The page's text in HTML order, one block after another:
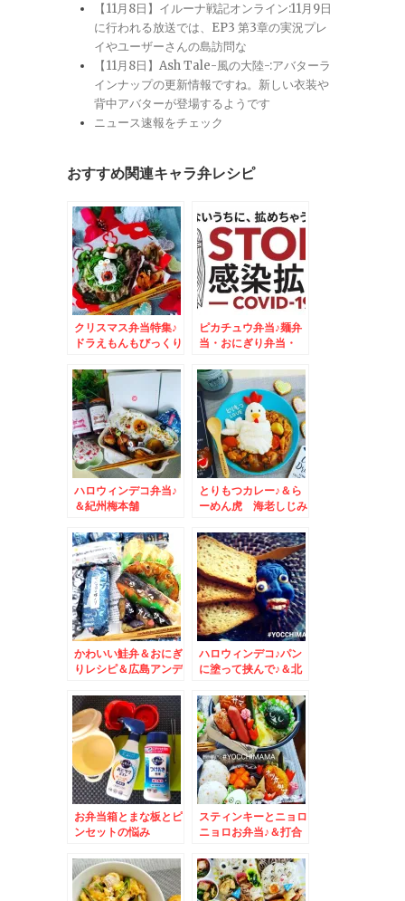
【11月8日】イルーナ戦記オンライン:11月9日
に行われる放送では、EP3 第3章の実況プレ
イやユーザーさんの島訪問な
【11月8日】Ash Tale-風の大陸-:アバターラ
インナップの更新情報ですね。新しい衣装や
背中アバターが登場するようです
ニュース速報をチェック
おすすめ関連キャラ弁レシピ
クリスマス弁当特集♪
ドラえもんもびっくり
道スイーツ
「KARASAWA」さん
の「あいすもなか」
ピカチュウ弁当♪麺弁
当・おにぎり弁当・
色々
ハロウィンデコ弁当♪
＆紀州梅本舗
めノほし かつお梅に
ハマってます＾＾和歌
山グルメ☆
とりもつカレー♪＆ら
ーめん虎 海老しじみ
ルメ☆
かわいい鮭弁＆おにぎ
りレシピ＆広島アンデ
ーニング☆
ハロウィンデコ♪パン
に塗って挟んで♪＆北
メ☆
お弁当箱とまな板とピ
ンセットの悩み
あとラクミストと つ
けおき粉末で解
決！！！
スティンキーとニョロ
ニョロお弁当♪＆打合
メ♪